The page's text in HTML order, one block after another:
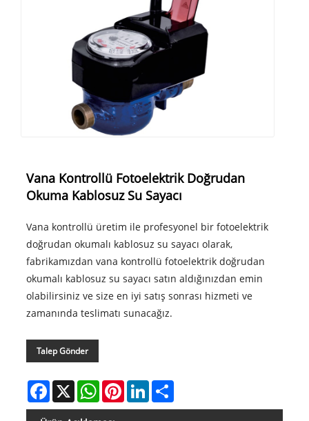
Vana Kontrollü Fotoelektrik Doğrudan
Okuma Kablosuz Su Sayacı
Vana kontrollü üretim ile profesyonel bir fotoelektrik
doğrudan okumalı kablosuz su sayacı olarak,
fabrikamızdan vana kontrollü fotoelektrik doğrudan
okumalı kablosuz su sayacı satın aldığınızdan emin
olabilirsiniz ve size en iyi satış sonrası hizmeti ve
zamanında teslimatı sunacağız.
Talep Gönder
Facebook
X WhatsAppPinterestLinkedInShare